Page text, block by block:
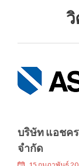
บริษัท แอชค
จำกัด